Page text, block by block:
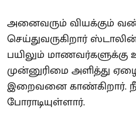
அனைவரும் வியக்கும்
செய்துவருகிறார்
பயிலும் மாணவர்களுக்கு
முன்னுரிமை அளித்து
இறைவனை காண்கிறார்.
போராடியுள்ளார்.